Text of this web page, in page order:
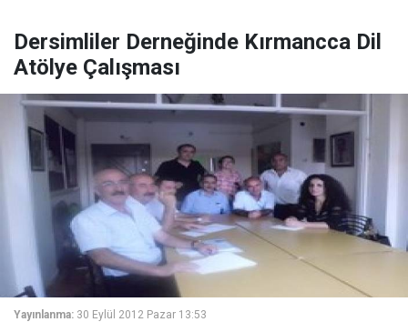
Dersimliler Derneğinde Kırmancca Dil
Atölye Çalışması
Yayınlanma: 30 Eylül 2012 Pazar 13:53